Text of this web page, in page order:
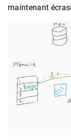
maintenant